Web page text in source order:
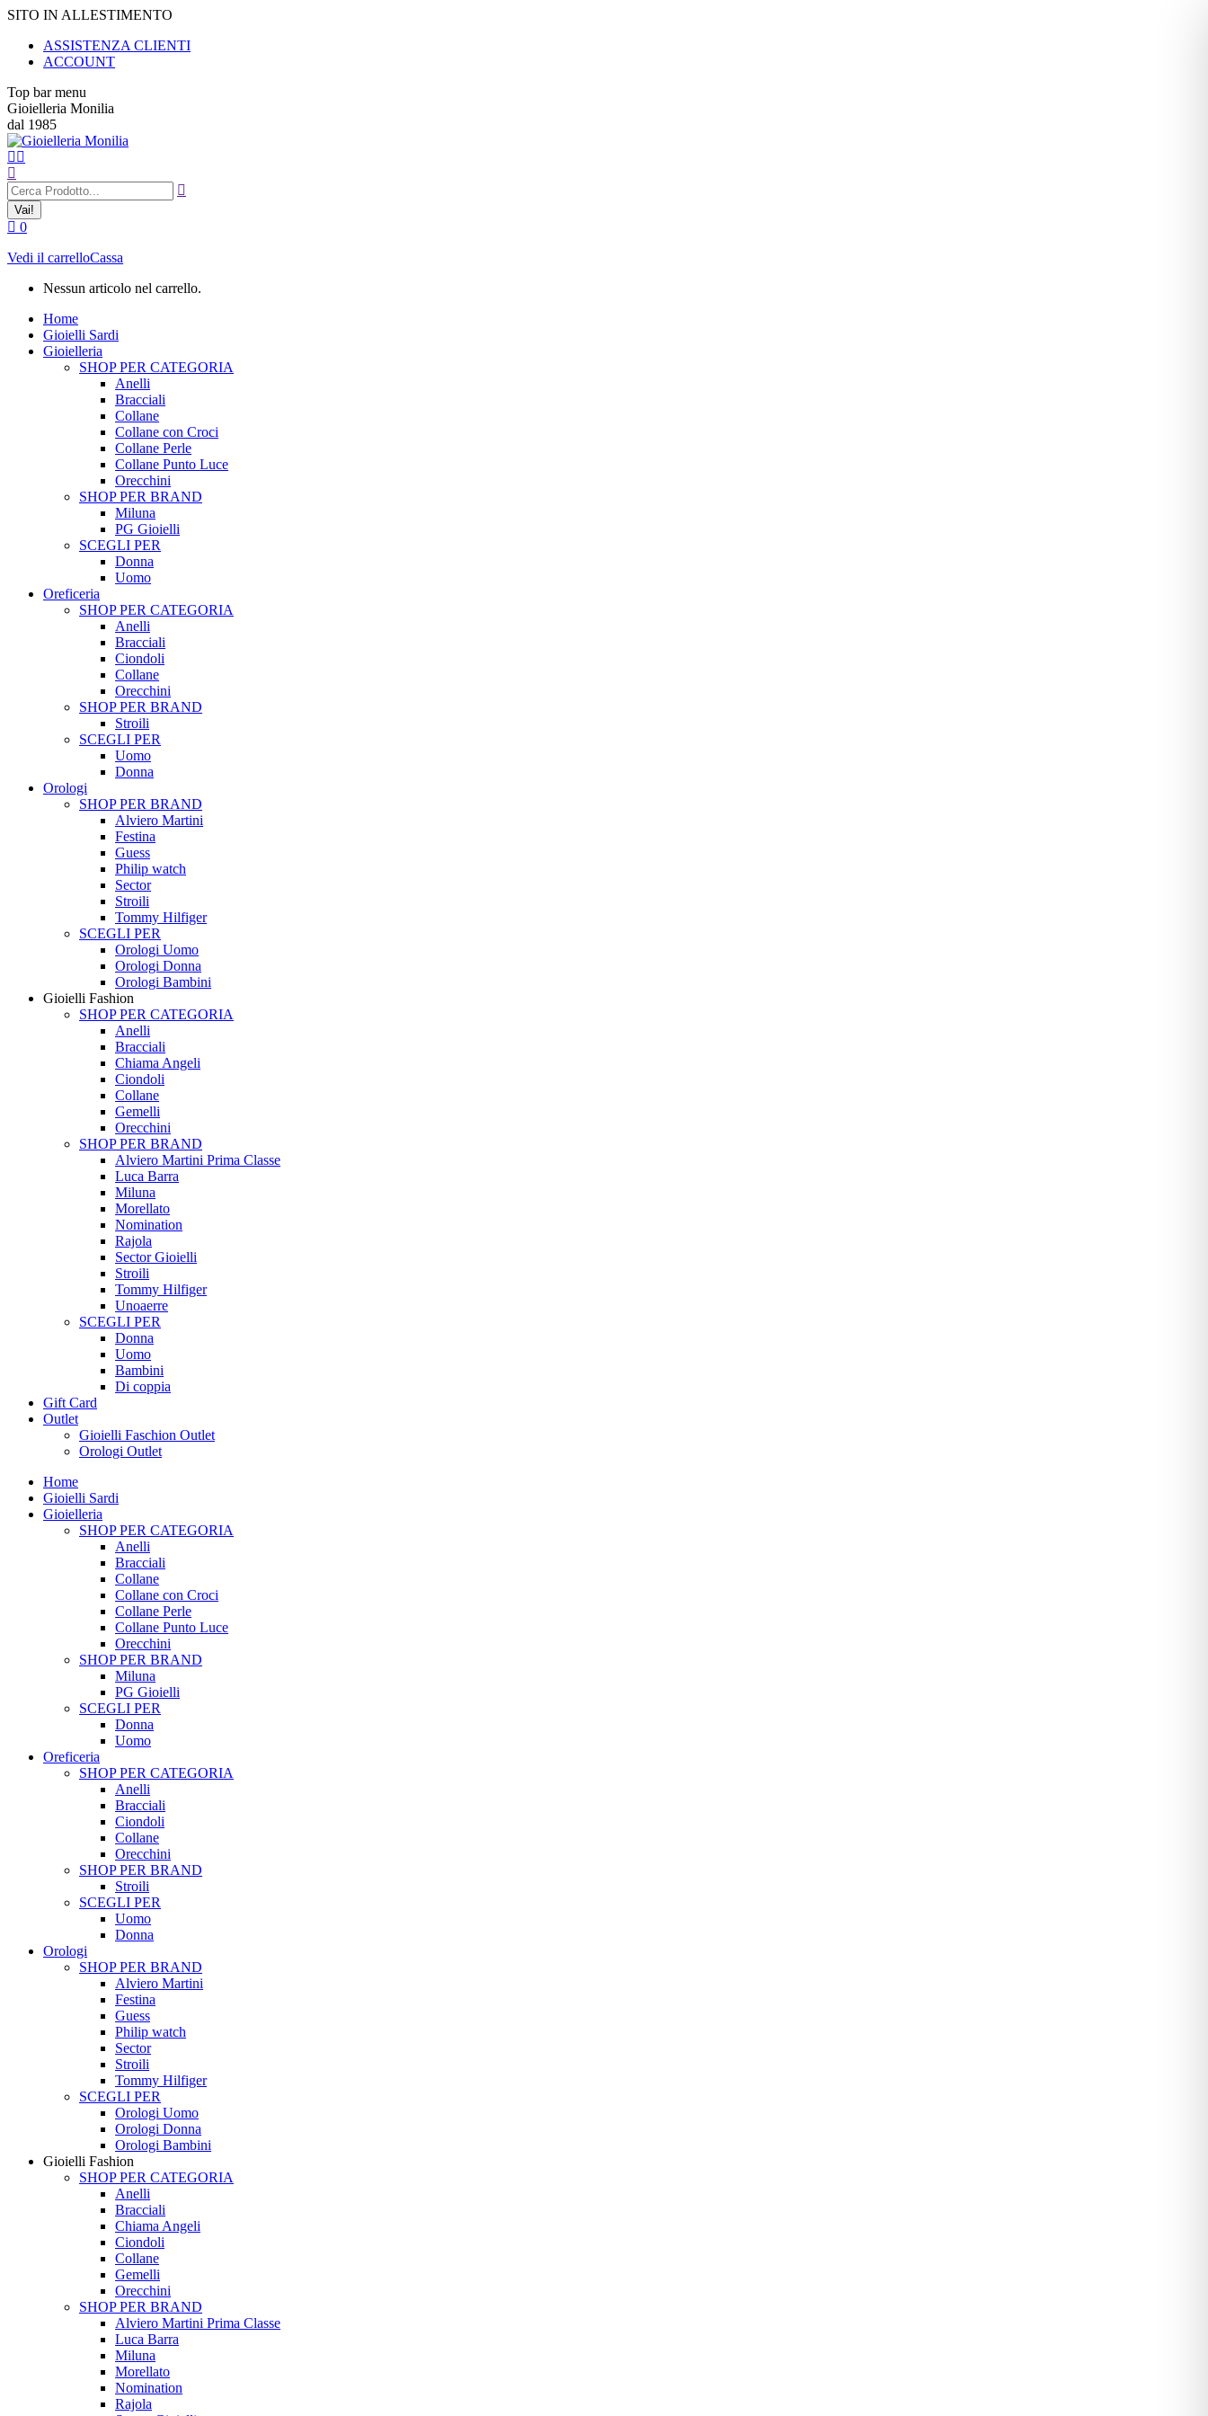
Vai
contenuti
SITO IN ALLESTIMENTO
ASSISTENZA CLIENTI
ACCOUNT
Top bar menu
Gioielleria Monilia
dal 1985
Cerca:
0
Vedi il carrelloCassa
Nessun articolo nel carrello.
Home
Gioielli Sardi
Gioielleria
SHOP PER CATEGORIA
Anelli
Bracciali
Collane
Collane con Croci
Collane Perle
Collane Punto Luce
Orecchini
SHOP PER BRAND
Miluna
PG Gioielli
SCEGLI PER
Donna
Uomo
Oreficeria
SHOP PER CATEGORIA
Anelli
Bracciali
Ciondoli
Collane
Orecchini
SHOP PER BRAND
Stroili
SCEGLI PER
Uomo
Donna
Orologi
SHOP PER BRAND
Alviero Martini
Festina
Guess
Philip watch
Sector
Stroili
Tommy Hilfiger
SCEGLI PER
Orologi Uomo
Orologi Donna
Orologi Bambini
Gioielli Fashion
SHOP PER CATEGORIA
Anelli
Bracciali
Chiama Angeli
Ciondoli
Collane
Gemelli
Orecchini
SHOP PER BRAND
Alviero Martini Prima Classe
Luca Barra
Miluna
Morellato
Nomination
Rajola
Sector Gioielli
Stroili
Tommy Hilfiger
Unoaerre
SCEGLI PER
Donna
Uomo
Bambini
Di coppia
Gift Card
Outlet
Gioielli Faschion Outlet
Orologi Outlet
Home
Gioielli Sardi
Gioielleria
SHOP PER CATEGORIA
Anelli
Bracciali
Collane
Collane con Croci
Collane Perle
Collane Punto Luce
Orecchini
SHOP PER BRAND
Miluna
PG Gioielli
SCEGLI PER
Donna
Uomo
Oreficeria
SHOP PER CATEGORIA
Anelli
Bracciali
Ciondoli
Collane
Orecchini
SHOP PER BRAND
Stroili
SCEGLI PER
Uomo
Donna
Orologi
SHOP PER BRAND
Alviero Martini
Festina
Guess
Philip watch
Sector
Stroili
Tommy Hilfiger
SCEGLI PER
Orologi Uomo
Orologi Donna
Orologi Bambini
Gioielli Fashion
SHOP PER CATEGORIA
Anelli
Bracciali
Chiama Angeli
Ciondoli
Collane
Gemelli
Orecchini
SHOP PER BRAND
Alviero Martini Prima Classe
Luca Barra
Miluna
Morellato
Nomination
Rajola